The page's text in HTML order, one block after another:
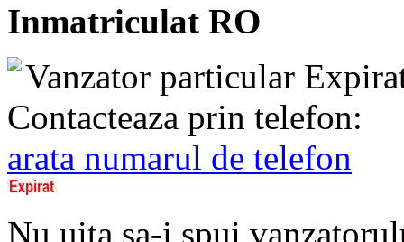
Inmatriculat RO
Vanzator particular
Contacteaza prin telefon:
arata numarul de telefon
Nu uita sa-i spui